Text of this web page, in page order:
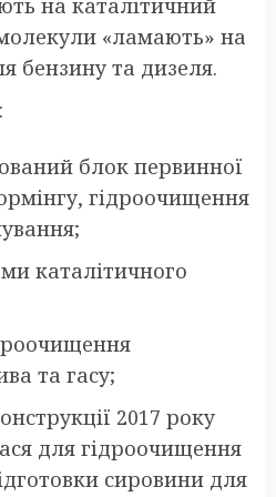
«ламають» на
бензину та дизеля.
блок первинної
гідроочищення
каталітичного
та гасу;
2017 року
для гідроочищення
сировини для